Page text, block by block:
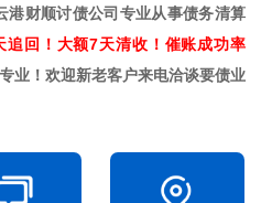
港财顺讨债公司专业从事债务清算
追回！大额7天清收！催账成功率
业！欢迎新老客户来电洽谈要债业